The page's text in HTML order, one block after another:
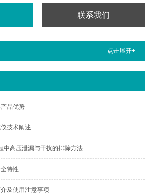
联系我们
点击展开+
品优势
技术阐述
中高压泄漏与干扰的排除方法
特性
及使用注意事项